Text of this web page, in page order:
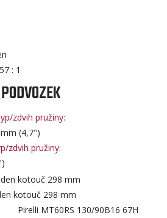
: 1
PODVOZEK
zdvih pružiny:
(4,7")
zdvih pružiny:
kotouč 298 mm
kotouč 298 mm
Pirelli MT60RS 130/90B16 67H